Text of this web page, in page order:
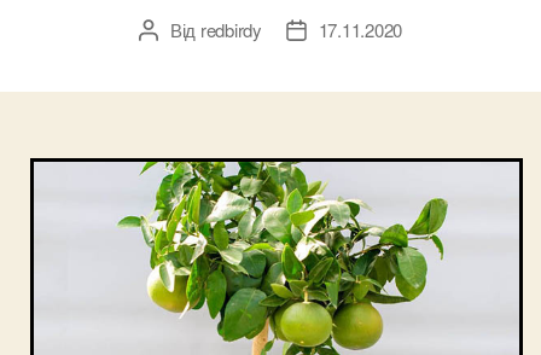
Автор
Від redbirdy
Дата17.11.2020